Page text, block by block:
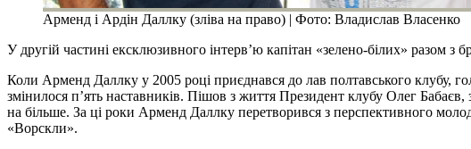
Арменд і Ардін Даллку (зліва на право) | Фото: Владислав Власенко
У другій частині ексклюзивного інтерв’ю капітан «зелено-білих» разом
Коли Арменд Даллку у 2005 році приєднався до лав полтавського клубу,
змінилося п’ять наставників. Пішов з життя Президент клубу Олег Бабаєв,
на більше. За ці роки Арменд Даллку перетворився з перспективного
«Ворскли».